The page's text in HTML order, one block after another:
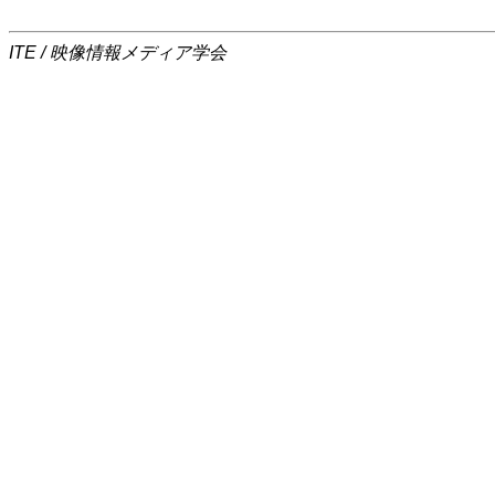
ITE / 映像情報メディア学会